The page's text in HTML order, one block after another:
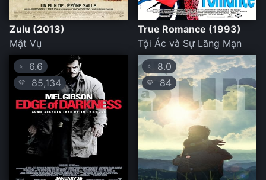
Zulu (2013)
Mật Vụ
True Romance (1993)
Tội Ác và Sự Lãng Mạn
⭐ 6.6
💛 85,134
⭐ 8.0
💛 84